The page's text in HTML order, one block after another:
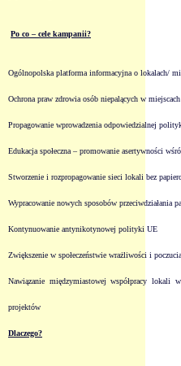
Po co – cele kampanii?
Ogólnopolska platforma informacyjna o lokalach/
Ochrona praw zdrowia osób niepalących w
Propagowanie wprowadzenia odpowiedzialnej
Edukacja społeczna – promowanie asertywności
Stworzenie i rozpropagowanie sieci lokali bez
Wypracowanie nowych sposobów przeciwdziałania
Kontynuowanie antynikotynowej polityki UE
Zwiększenie w społeczeństwie wrażliwości i
Nawiązanie międzymiastowej współpracy lokali
projektów
Dlaczego?